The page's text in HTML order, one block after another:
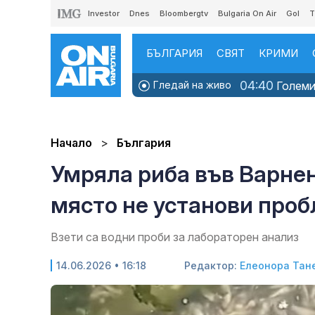
Investor Dnes Bloombergtv Bulgaria On Air Gol
БЪЛГАРИЯ СВЯТ КРИМИ
Гледай на живо 04:40
Начало България
Умряла риба във
място не установи
Взети са водни проби за лабораторен анализ
14.06.2026 • 16:18 Редактор: Елеонора